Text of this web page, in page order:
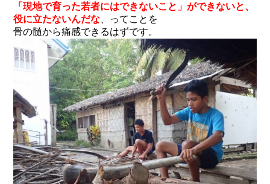
「現地で育った若者にはできないこと」ができないと、
役に立たないんだな 、ってことを
骨の髄から痛感できるはずです。